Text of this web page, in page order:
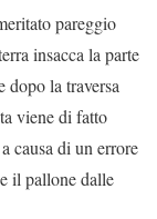
pareggio
insacca la parte
dopo la traversa
viene di fatto
causa di un errore
il pallone dalle